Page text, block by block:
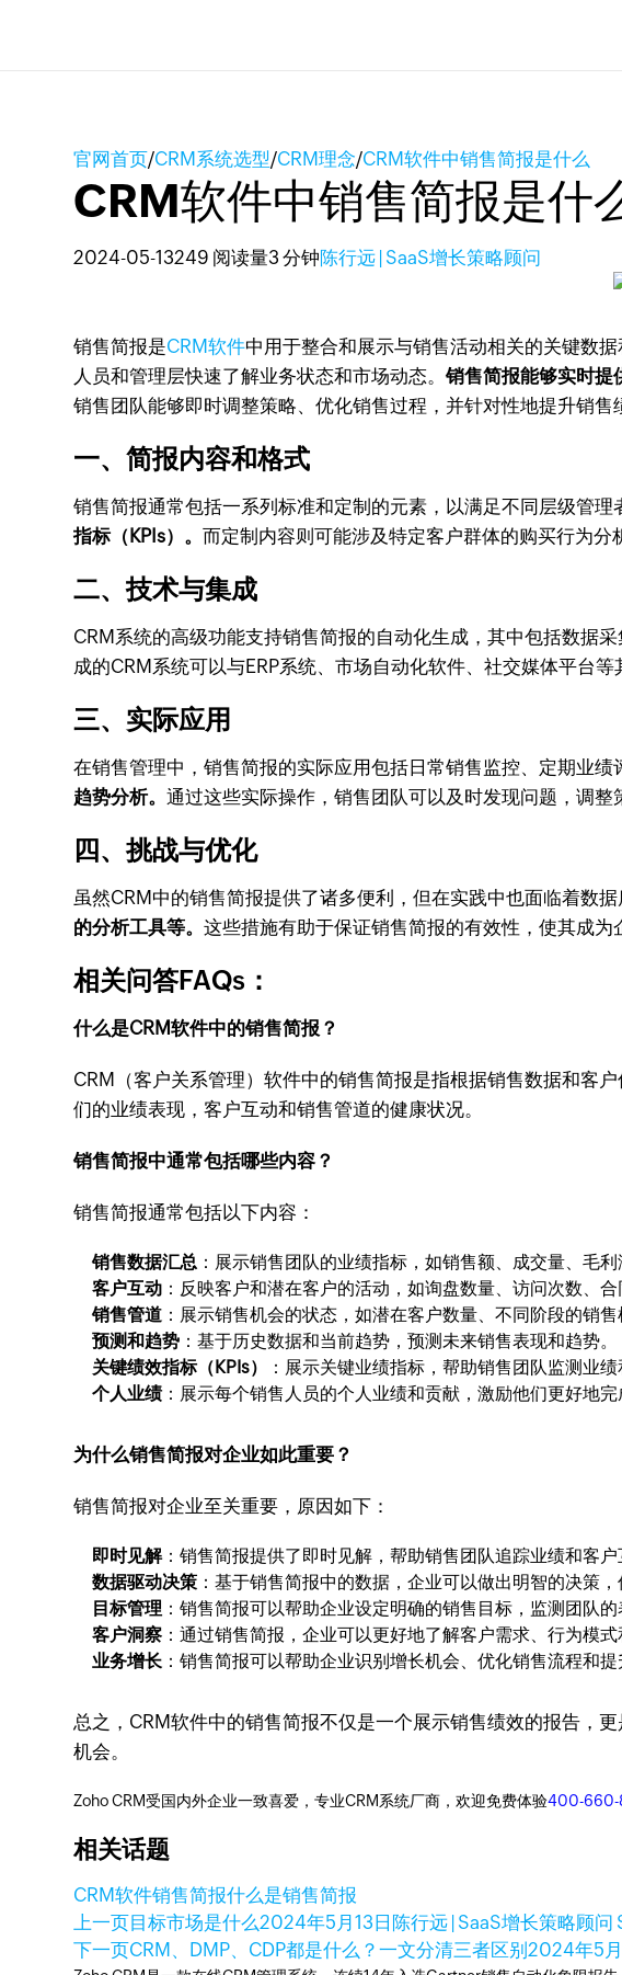
官网首页/CRM系统选型/CRM理念/CRM软件中销售简报是什么
CRM软件中销售简报是什
2024-05-13249 阅读量3 分钟陈行远 | SaaS增长策略顾问
销售简报是CRM软件中用于整合和展示与销售活动相关的关键数
人员和管理层快速了解业务状态和市场动态。销售简报能够实时提
销售团队能够即时调整策略、优化销售过程，并针对性地提升销
一、简报内容和格式
销售简报通常包括一系列标准和定制的元素，以满足不同层级管理
指标（KPIs）。而定制内容则可能涉及特定客户群体的购买行为分
二、技术与集成
CRM系统的高级功能支持销售简报的自动化生成，其中包括数据采
成的CRM系统可以与ERP系统、市场自动化软件、社交媒体平台
三、实际应用
在销售管理中，销售简报的实际应用包括日常销售监控、定期业绩
趋势分析。通过这些实际操作，销售团队可以及时发现问题，调整
四、挑战与优化
虽然CRM中的销售简报提供了诸多便利，但在实践中也面临着数
的分析工具等。这些措施有助于保证销售简报的有效性，使其成为
相关问答FAQs：
什么是CRM软件中的销售简报？
CRM（客户关系管理）软件中的销售简报是指根据销售数据和客
们的业绩表现，客户互动和销售管道的健康状况。
销售简报中通常包括哪些内容？
销售简报通常包括以下内容：
销售数据汇总 ：展示销售团队的业绩指标，如销售额、成交量、毛利
客户互动 ：反映客户和潜在客户的活动，如询盘数量、访问次数、合
销售管道 ：展示销售机会的状态，如潜在客户数量、不同阶段的销售
预测和趋势 ：基于历史数据和当前趋势，预测未来销售表现和趋势。
关键绩效指标（KPIs）
：展示关键业绩指标，帮助销售团队监测业绩
个人业绩：展示每个销售人员的个人业绩和贡献，激励他们更好地完
为什么销售简报对企业如此重要？
销售简报对企业至关重要，原因如下：
即时见解：销售简报提供了即时见解，帮助销售团队追踪业绩和客户
数据驱动决策 ：基于销售简报中的数据，企业可以做出明智的决策，
目标管理 ：销售简报可以帮助企业设定明确的销售目标，监测团队
客户洞察 ：通过销售简报，企业可以更好地了解客户需求、行为模
业务增长 ：销售简报可以帮助企业识别增长机会、优化销售流程和
总之，CRM软件中的销售简报不仅是一个展示销售绩效的报告，
机会。
Zoho CRM受国内外企业一致喜爱，专业CRM系统厂商，欢迎免费体验400-
相关话题
CRM软件销售简报什么是销售简报
上一页目标市场是什么2024年5月13日 陈行远 | SaaS增长策略顾问
下一页CRM、DMP、CDP都是什么？一文分清三者区别2024年5月